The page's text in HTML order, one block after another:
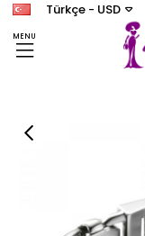
MENU
Türkçe - USD
MARKA TAKILAR